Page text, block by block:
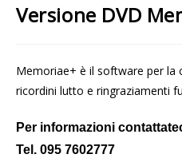
Versione DVD
Memoriae+ è il software per la
ricordini lutto e ringraziamenti
Per informazioni
Tel. 095 7602777